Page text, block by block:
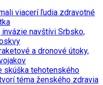
viacerí ľudia zdravotné
navštívi Srbsko,
a dronové útoky,
skúška tehotenského
téma ženského zdravia